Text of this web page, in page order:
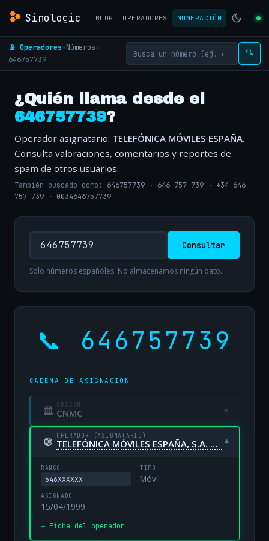
Sinologic BLOG OPERADORES NUMERACIÓN
📡 Operadores›Números›
646757739
🔍
¿Quién llama desde el
646757739?
Operador asignatario: TELEFÓNICA MÓVILES ESPAÑA.
Consulta valoraciones, comentarios y reportes de
spam de otros usuarios.
También buscado como: 646757739 · 646 757 739 · +34 646
757 739 · 0034646757739
Consultar
Solo números españoles. No almacenamos ningún dato.
📞 646757739
CADENA DE ASIGNACIÓN
🏛 ORIGEN
CNMC ▾
🟢 OPERADOR (ASIGNATARIO)
TELEFÓNICA MÓVILES ESPAÑA, S.A. UNIPERSONAL ▾
RANGO
646XXXXXX
TIPO
Móvil
ASIGNADO
15/04/1999
→ Ficha del operador